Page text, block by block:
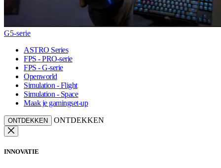
G5-serie
ASTRO Series
FPS - PRO-serie
FPS - G-serie
Openworld
Simulation - Flight
Simulation - Space
Maak je gamingset-up
ONTDEKKEN ONTDEKKEN
INNOVATIE